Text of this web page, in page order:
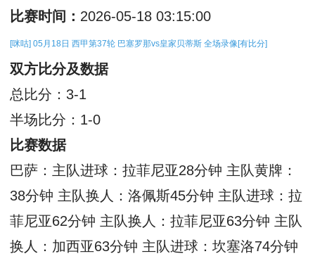
比赛时间： 2026-05-18 03:15:00
[咪咕] 05月18日 西甲第37轮 巴塞罗那vs皇家贝蒂斯 全场录像[有比分]
双方比分及数据
总比分：3-1
半场比分：1-0
比赛数据
巴萨：主队进球：拉菲尼亚28分钟 主队黄牌：
38分钟 主队换人：洛佩斯45分钟 主队进球：拉
菲尼亚62分钟 主队换人：拉菲尼亚63分钟 主队
换人：加西亚63分钟 主队进球：坎塞洛74分钟